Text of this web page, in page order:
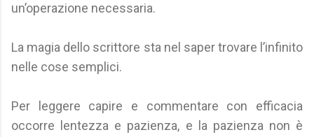
un’operazione necessaria.
La magia dello scrittore sta nel saper trovare l’infinito
nelle cose semplici.
Per leggere capire e commentare con efficacia
occorre lentezza e pazienza, e la pazienza non è